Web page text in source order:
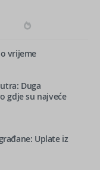
vrijeme
Duga
gdje su najveće
Uplate iz